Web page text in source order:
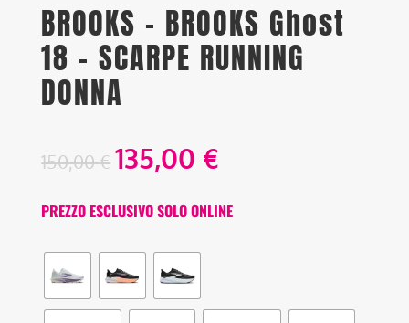
BROOKS – BROOKS Ghost
18 – SCARPE RUNNING
DONNA
150,00€ 135,00 €
PREZZO ESCLUSIVO SOLO ONLINE